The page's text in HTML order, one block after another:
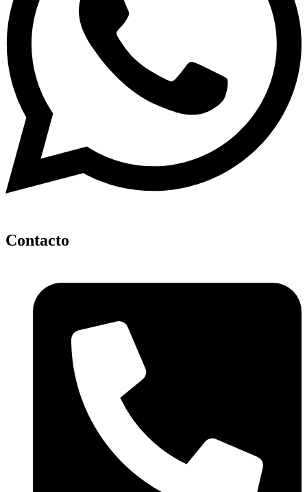
Contacto